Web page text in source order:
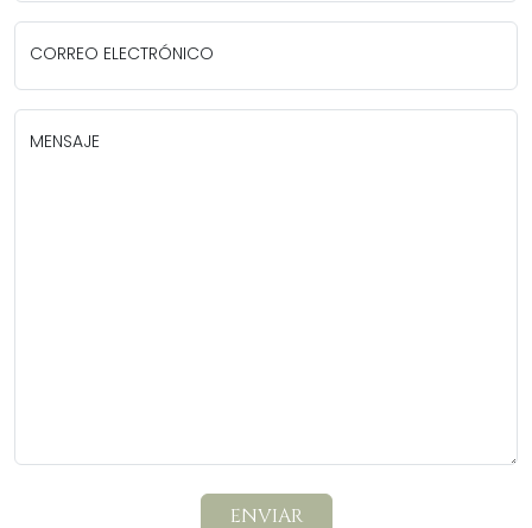
CORREO ELECTRÓNICO
MENSAJE
ENVIAR